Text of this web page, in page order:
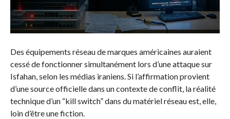
Des équipements réseau de marques américaines auraient
cessé de fonctionner simultanément lors d’une attaque sur
Isfahan, selon les médias iraniens. Si l’affirmation provient
d’une source officielle dans un contexte de conflit, la réalité
technique d’un “kill switch” dans du matériel réseau est, elle,
loin d’être une fiction.